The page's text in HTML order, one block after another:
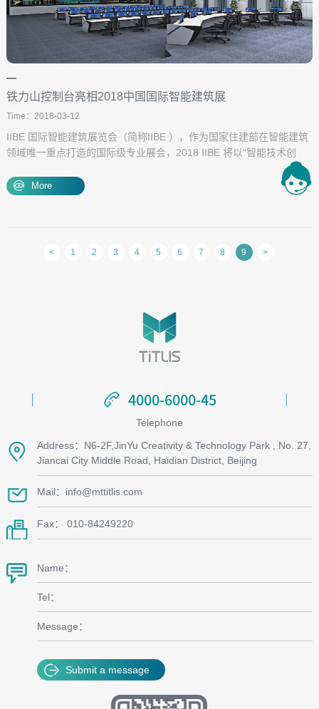
铁力山控制台亮相2018中国国际智能建筑展
Time：2018-03-12
IIBE 国际智能建筑展览会（简称IIBE ），作为国家住建部在智能建筑
领域唯一重点打造的国际级专业展会，2018 IIBE 将以“智能技术创
造，筑建未来生活”为主题，继续围绕智能建筑最新技术创新与成果，
探寻建筑智能化发展的时代变革。
More
< 1 2 3 4 5 6 7 8 9 >
4000-6000-45
4000-6000-45
Telephone
Address：N6-2F,JinYu Creativity & Technology Park , No. 27,
Jiancai City Middle Road, Haidian District, Beijing
Mail：info@mttitlis.com
Fax： 010-84249220
Name：
Tel：
Message：
Submit a message